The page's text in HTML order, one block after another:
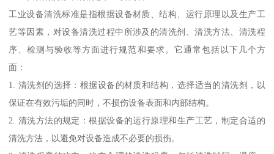
工业设备清洗标准是指根据设备材质、结构、运行原理以及生产工
艺等因素，对设备清洗过程中所涉及的清洗剂、清洗方法、清洗程
序、检测与验收等方面进行规范和要求。它通常包括以下几个方
面：
1. 清洗剂的选择：根据设备的材质和结构，选择适当的清洗剂，以
保证在有效污垢的同时，不损伤设备表面和内部结构。
2. 清洗方法的规定：根据设备的运行原理和生产工艺，制定合适的
清洗方法，以避免对设备造成不必要的损伤。